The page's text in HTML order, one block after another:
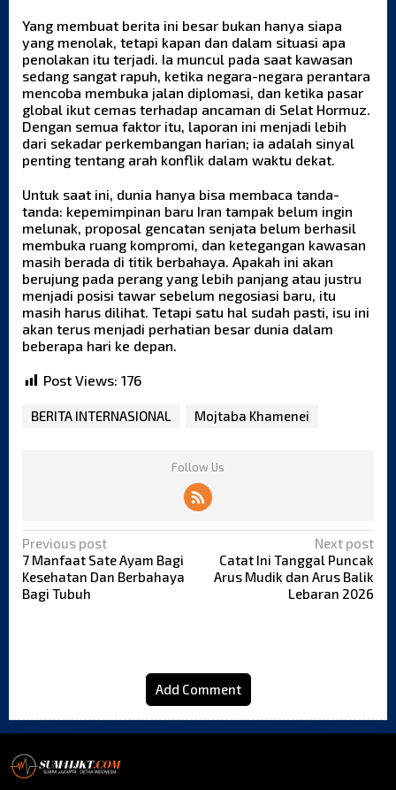
Yang membuat berita ini besar bukan hanya siapa
yang menolak, tetapi kapan dan dalam situasi apa
penolakan itu terjadi. Ia muncul pada saat kawasan
sedang sangat rapuh, ketika negara-negara perantara
mencoba membuka jalan diplomasi, dan ketika pasar
global ikut cemas terhadap ancaman di Selat Hormuz.
Dengan semua faktor itu, laporan ini menjadi lebih
dari sekadar perkembangan harian; ia adalah sinyal
penting tentang arah konflik dalam waktu dekat.
Untuk saat ini, dunia hanya bisa membaca tanda-
tanda: kepemimpinan baru Iran tampak belum ingin
melunak, proposal gencatan senjata belum berhasil
membuka ruang kompromi, dan ketegangan kawasan
masih berada di titik berbahaya. Apakah ini akan
berujung pada perang yang lebih panjang atau justru
menjadi posisi tawar sebelum negosiasi baru, itu
masih harus dilihat. Tetapi satu hal sudah pasti, isu ini
akan terus menjadi perhatian besar dunia dalam
beberapa hari ke depan.
Post Views: 176
BERITA INTERNASIONAL Mojtaba Khamenei
Follow Us
P
o
s
t
a
t
i
o
Previous post
7 Manfaat Sate Ayam Bagi
Kesehatan Dan Berbahaya
Bagi Tubuh
Next post
Catat Ini Tanggal Puncak
Arus Mudik dan Arus Balik
Lebaran 2026
Add Comment